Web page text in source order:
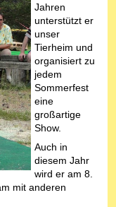
Jahren
unterstützt er
unser
Tierheim und
organisiert zu
jedem
Sommerfest
eine
großartige
Show.
Auch in
diesem Jahr
wird er am 8.
mit anderen